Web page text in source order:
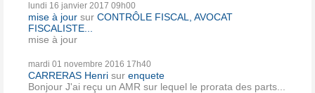
lundi 16 janvier 2017 09h00
mise à jour sur CONTRÔLE FISCAL, AVOCAT
FISCALISTE...
mise à jour
mardi 01 novembre 2016 17h40
CARRERAS Henri sur enquete
Bonjour J'ai reçu un AMR sur lequel le prorata des parts...